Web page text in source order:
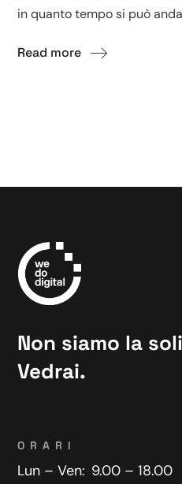
in quanto tempo si può
Read more
Non siamo la
Vedrai.
ORARI
Lun – Ven: 9.00 – 18.00